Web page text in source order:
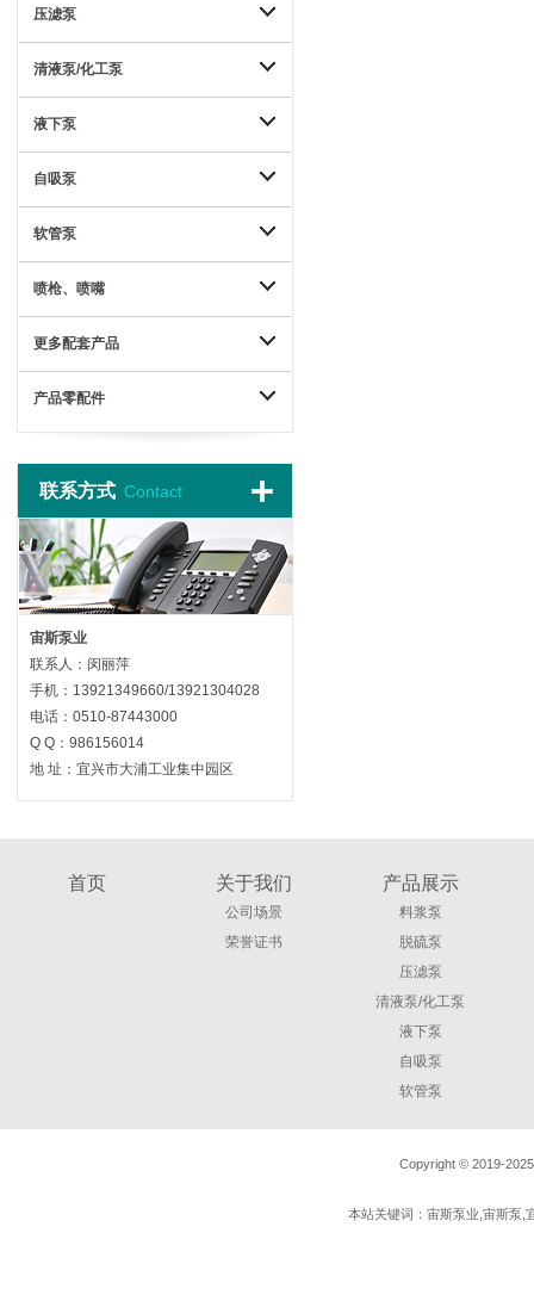
压滤泵
清液泵/化工泵
液下泵
自吸泵
软管泵
喷枪、喷嘴
更多配套产品
产品零配件
联系方式 Contact
宙斯泵业
联系人：闵丽萍
手机：13921349660/13921304028
电话：0510-87443000
Q Q：986156014
地 址：宜兴市大浦工业集中园区
首页 关于我们
公司场景
荣誉证书
产品展示
料浆泵
脱硫泵
压滤泵
清液泵/化工泵
液下泵
自吸泵
软管泵
Copyright © 2019-
本站关键词：宙斯泵业,宙斯泵